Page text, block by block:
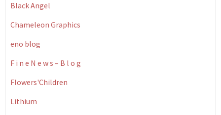
Black Angel
Chameleon Graphics
eno blog
F i n e N e w s – B l o g
Flowers'Children
Lithium